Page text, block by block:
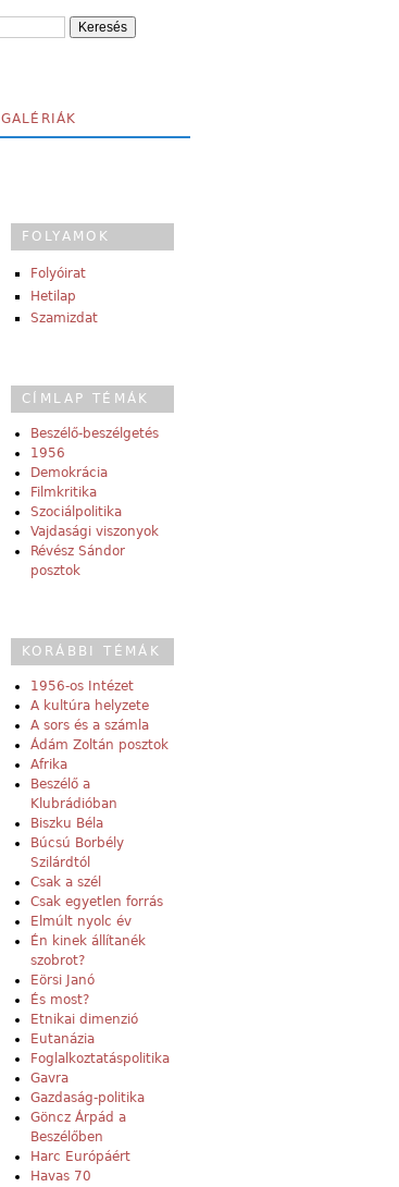
GALÉRIÁK
FOLYAMOK
Folyóirat
Hetilap
Szamizdat
CÍMLAP TÉMÁK
Beszélő-beszélgetés
1956
Demokrácia
Filmkritika
Szociálpolitika
Vajdasági viszonyok
Révész Sándor
posztok
KORÁBBI TÉMÁK
1956-os Intézet
A kultúra helyzete
A sors és a számla
Ádám Zoltán posztok
Afrika
Beszélő a
Klubrádióban
Biszku Béla
Búcsú Borbély
Szilárdtól
Csak a szél
Csak egyetlen forrás
Elmúlt nyolc év
Én kinek állítanék
szobrot?
Eörsi Janó
És most?
Etnikai dimenzió
Eutanázia
Foglalkoztatáspolitika
Gavra
Gazdaság-politika
Göncz Árpád a
Beszélőben
Harc Európáért
Havas 70